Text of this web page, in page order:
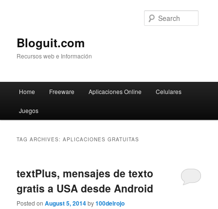
Bloguit.com
Recursos web e Información
Skip
to
Skip
to
Home Freeware Aplicaciones Online Celulares
Juegos
TAG ARCHIVES:APLICACIONES GRATUITAS
textPlus, mensajes de texto
gratis a USA desde Android
Posted onAugust 5, 2014by100delrojo